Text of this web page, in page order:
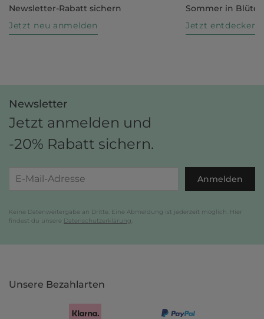
Newsletter-Rabatt sichern
Jetzt neu anmelden
Sommer in Blüte
Jetzt entdecken
Newsletter
Jetzt anmelden und
-20% Rabatt sichern.
Anmelden
Keine Datenweitergabe an Dritte. Eine Abmeldung ist jederzeit möglich. Hier
findest du unsere Datenschutzerklärung
Unsere Bezahlarten